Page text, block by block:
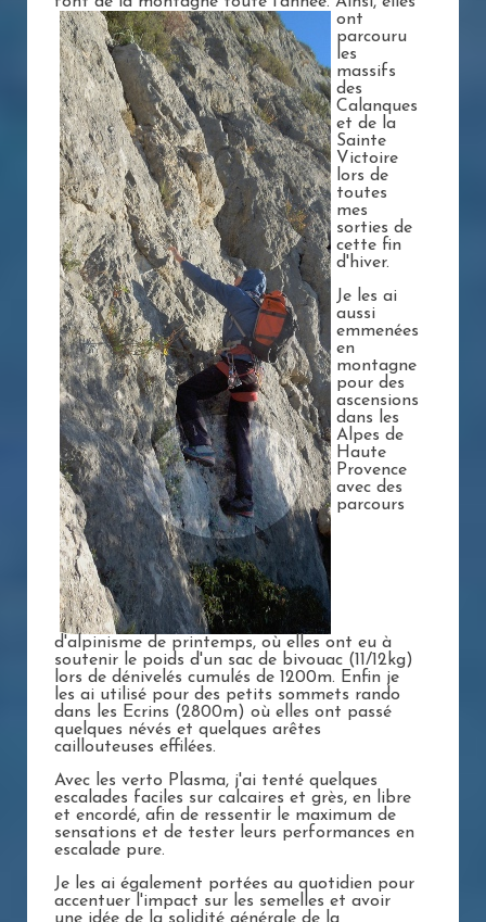
ont
parcouru
les
massifs
des
Calanques
et de la
Sainte
Victoire
lors de
toutes
mes
sorties de
cette fin
d'hiver.
Je les ai
aussi
emmenées
en
montagne
pour des
ascensions
dans les
Alpes de
Haute
Provence
avec des
parcours
d'alpinisme de printemps, où elles ont eu à
soutenir le poids d'un sac de bivouac (11/12kg)
lors de dénivelés cumulés de 1200m. Enfin je
les ai utilisé pour des petits sommets rando
dans les Ecrins (2800m) où elles ont passé
quelques névés et quelques arêtes
caillouteuses effilées.
Avec les verto Plasma, j'ai tenté quelques
escalades faciles sur calcaires et grès, en libre
et encordé, afin de ressentir le maximum de
sensations et de tester leurs performances en
escalade pure.
Je les ai également portées au quotidien pour
accentuer l'impact sur les semelles et avoir
une idée de la solidité générale de la